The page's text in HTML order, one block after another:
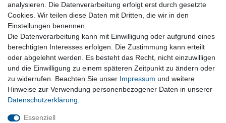
Zur Kasse
Nützliches
Newsletter abmelden
Widerrufsformular
Vertrag Widerrufen
Rechtliches
Impressum
Wiederrufsrecht
analysieren. Die Datenverarbeitung erfolgt erst durch gesetzte
Cookies. Wir teilen diese Daten mit Dritten, die wir in den
Einstellungen benennen.
Die Datenverarbeitung kann mit Einwilligung oder aufgrund eines
berechtigten Interesses erfolgen. Die Zustimmung kann erteilt
oder abgelehnt werden. Es besteht das Recht, nicht einzuwilligen
und die Einwilligung zu einem späteren Zeitpunkt zu ändern oder
zu widerrufen. Beachten Sie unser Impressum und weitere
Hinweise zur Verwendung personenbezogener Daten in unserer
Daten­schutz­erklärung
Essenziell